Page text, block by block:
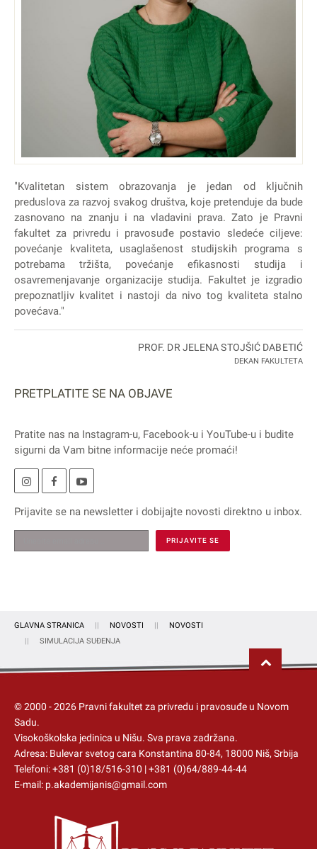
"Kvalitetan sistem obrazovanja je jedan od ključnih
preduslova za razvoj svakog društva, koje pretenduje da bude
zasnovano na znanju i na vladavini prava. Zato je Pravni
fakultet za privredu i pravosuđe postavio sledeće ciljeve:
povećanje kvaliteta, usaglašenost studijskih programa s
potrebama tržišta, povećanje efikasnosti studija i
osavremenjavanje organizacije studija. Fakultet je izgradio
prepoznatljiv kvalitet i nastoji da nivo tog kvaliteta stalno
povećava."
PROF. DR JELENA STOJŠIĆ DABETIĆ
DEKAN FAKULTETA
PRETPLATITE SE NA OBJAVE
Pratite nas na Instagram-u, Facebook-u i YouTube-u i budite
sigurni da Vam bitne informacije neće promaći!
Prijavite se na newsletter i dobijajte novosti direktno u inbox.
GLAVNA STRANICA NOVOSTI
NOVOSTI
SIMULACIJA SUĐENJA
© 2000 -2026 Pravni fakultet za privredu i pravosuđe u Novom
Sadu.
Visokoškolska jedinica u Nišu. Sva prava zadržana.
Adresa: Bulevar svetog cara Konstantina 80-84, 18000 Niš, Srbija
Telefoni:+381 (0)18/516-310 |+381 (0)64/889-44-44
E-mail: p.akademijanis@gmail.com